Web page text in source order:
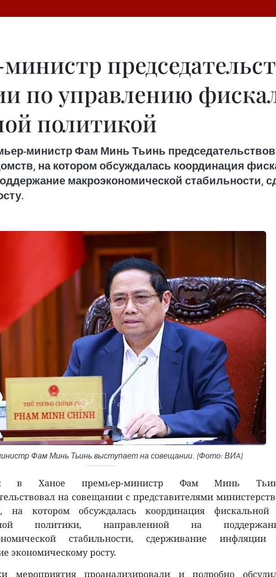
по управлению
политикой
министр Фам Минь Тьинь
на котором обсуждалась координация
макроэкономической стабильности,
Фам Минь Тьинь выступает на совещании. (Фото: ВИA)
в Ханое премьер-министр Фам Минь
на совещании с представителями
на котором обсуждалась координация
политики, направленной на
стабильности, сдерживание
экономическому росту.
мероприятия проанализировали и подробно